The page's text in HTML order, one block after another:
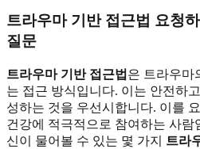
트라우마 기반 접근법 요청
질문
트라우마 기반 접근법 은 트라우마
는 접근 방식입니다. 이는 안전하
성하는 것을 우선시합니다. 이를
건강에 적극적으로 참여하는 사
신이 물어볼 수 있는 몇 가지 트라